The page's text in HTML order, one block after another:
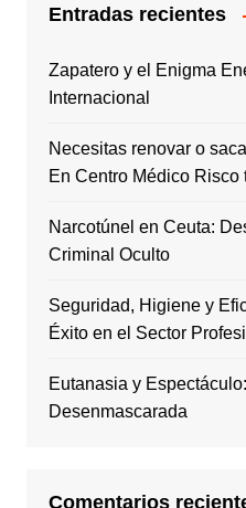
Entradas recientes
Zapatero y el Enigma
Internacional
Necesitas renovar o
En Centro Médico Risco
Narcotúnel en Ceuta:
Criminal Oculto
Seguridad, Higiene y
Éxito en el Sector
Eutanasia y
Desenmascarada
Comentarios